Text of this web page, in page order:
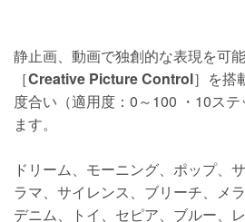
静止画、動画で独創的な表現を可
［Creative Picture Control］を搭
度合い（適用度：0～100 ・10ス
ます。
ドリーム、モーニング、ポップ、
ラマ、サイレンス、ブリーチ、メ
デニム、トイ、セピア、ブルー、